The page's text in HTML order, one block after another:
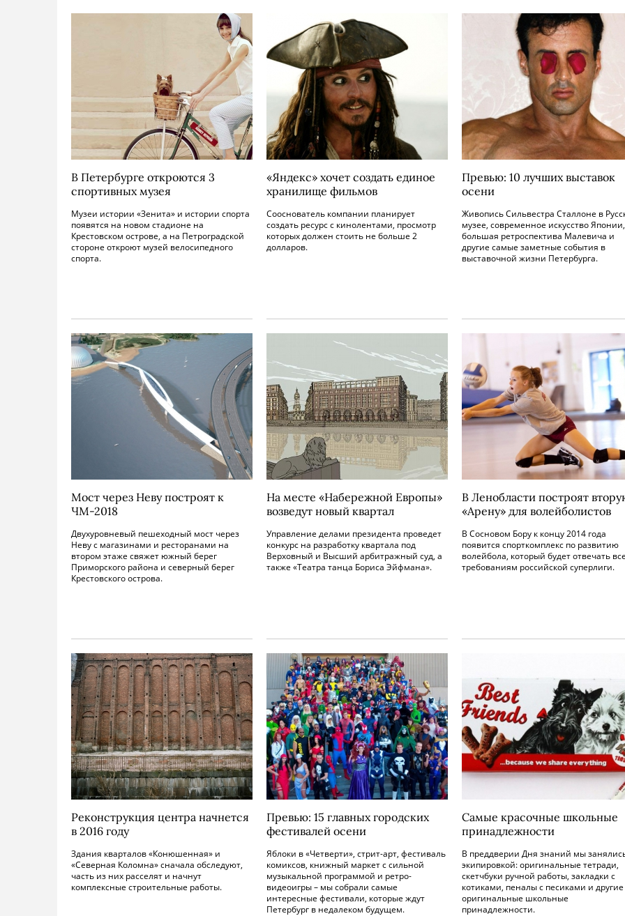
В Петербурге откроются 3
спортивных музея
Музеи истории «Зенита» и истории спорта
появятся на новом стадионе на
Крестовском острове, а на Петроградской
стороне откроют музей велосипедного
спорта.
«Яндекс» хочет создать единое
хранилище фильмов
Сооснователь компании планирует
создать ресурс с кинолентами, просмотр
которых должен стоить не больше 2
долларов.
Превью: 10 лучших выставок
осени
Живопись Сильвестра Сталлоне в
музее, современное искусство Японии,
большая ретроспектива Малевича и
другие самые заметные события в
выставочной жизни Петербурга.
Мост через Неву построят к
ЧМ-2018
Двухуровневый пешеходный мост через
Неву с магазинами и ресторанами на
втором этаже свяжет южный берег
Приморского района и северный берег
Крестовского острова.
На месте «Набережной Европы»
возведут новый квартал
Управление делами президента проведет
конкурс на разработку квартала под
Верховный и Высший арбитражный суд, а
также «Театра танца Бориса Эйфмана».
В Ленобласти построят
«Арену» для волейболистов
В Сосновом Бору к концу 2014 года
появится спорткомплекс по развитию
волейбола, который будет отвечать
требованиям российской суперлиги.
Реконструкция центра начнется
в 2016 году
Здания кварталов «Конюшенная» и
«Северная Коломна» сначала обследуют,
часть из них расселят и начнут
комплексные строительные работы.
Превью: 15 главных городских
фестивалей осени
Яблоки в «Четверти», стрит-арт, фестиваль
комиксов, книжный маркет с сильной
музыкальной программой и ретро-
видеоигры – мы собрали самые
интересные фестивали, которые ждут
Петербург в недалеком будущем.
Самые красочные школьные
принадлежности
В преддверии Дня знаний мы
экипировкой: оригинальные тетради,
скетчбуки ручной работы, закладки с
котиками, пеналы с песиками и другие
оригинальные школьные
принадлежности.